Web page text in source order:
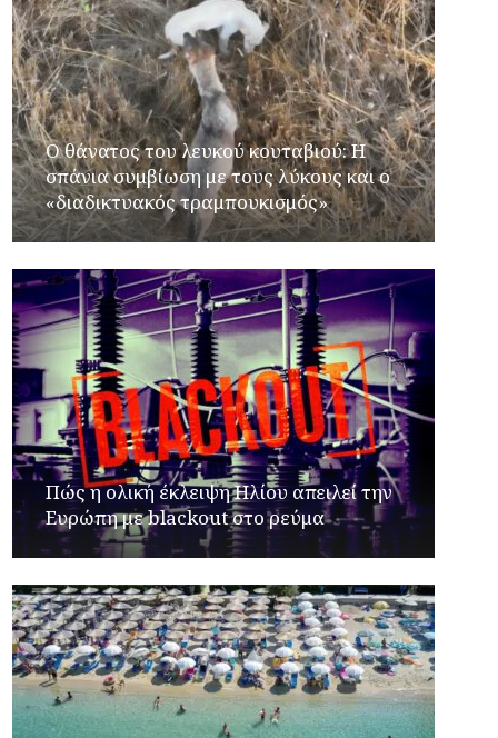
Ο θάνατος του λευκού κουταβιού: Η
σπάνια συμβίωση με τους λύκους και ο
«διαδικτυακός τραμπουκισμός»
Πώς η ολική έκλειψη Ηλίου απειλεί την
Ευρώπη με blackout στο ρεύμα